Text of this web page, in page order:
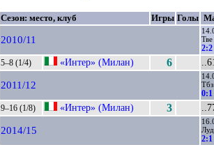
Сезон: место, клуб Игры Голы
2010/11
Тве
2:2
5–8 (1/4) «Интер» (Милан) 6
2011/12
Тбз
0:1
9–16 (1/8) «Интер» (Милан) 3
2014/15
Луд
2:1